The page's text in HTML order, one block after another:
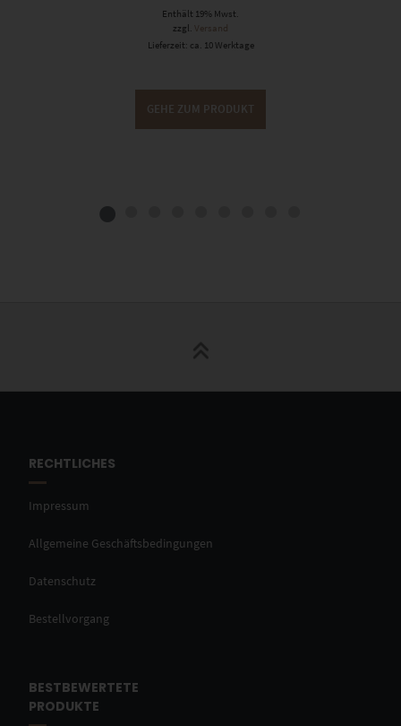
Enthält 19% Mwst.
zzgl. Versand
Lieferzeit: ca. 10 Werktage
GEHE ZUM PRODUKT
RECHTLICHES
Impressum
Allgemeine Geschäftsbedingungen
Datenschutz
Bestellvorgang
BESTBEWERTETE
PRODUKTE